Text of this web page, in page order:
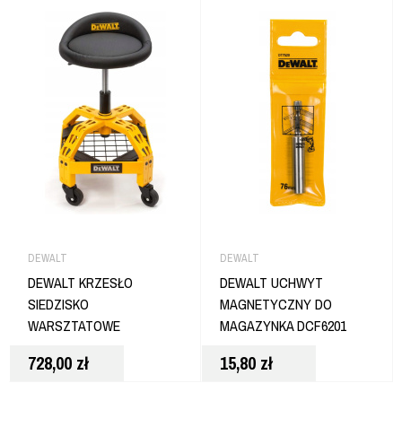
DEWALT
DEWALT KRZESŁO
SIEDZISKO
WARSZTATOWE
728,00 zł
DEWALT
DEWALT UCHWYT
MAGNETYCZNY DO
MAGAZYNKA DCF6201
15,80 zł